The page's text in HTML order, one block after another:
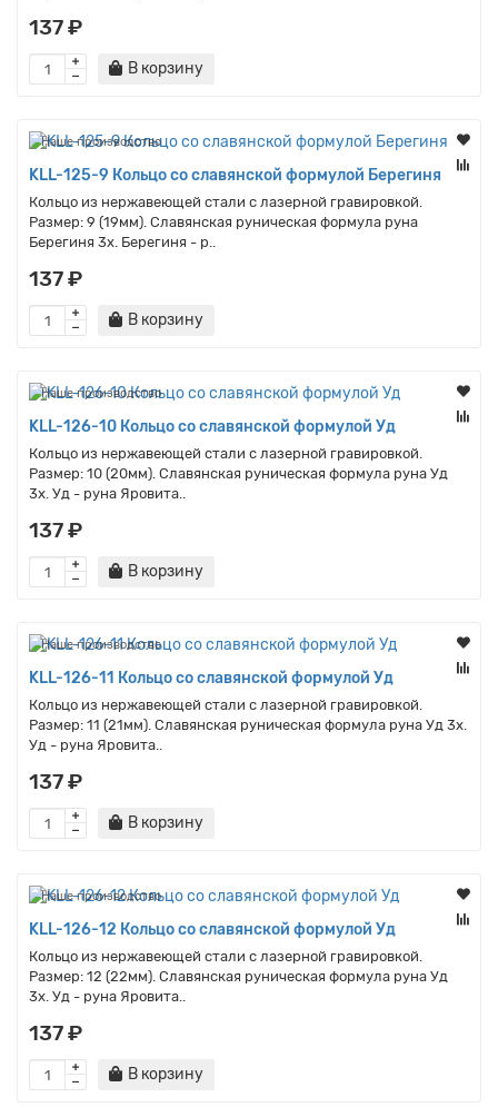
137 ₽
В корзину
Наше производство
KLL-125-9 Кольцо со славянской формулой Берегиня
Кольцо из нержавеющей стали с лазерной гравировкой.
Размер: 9 (19мм). Славянская руническая формула руна
Берегиня 3x. Берегиня - р..
137 ₽
В корзину
Наше производство
KLL-126-10 Кольцо со славянской формулой Уд
Кольцо из нержавеющей стали с лазерной гравировкой.
Размер: 10 (20мм). Славянская руническая формула руна Уд
3x. Уд - руна Яровита..
137 ₽
В корзину
Наше производство
KLL-126-11 Кольцо со славянской формулой Уд
Кольцо из нержавеющей стали с лазерной гравировкой.
Размер: 11 (21мм). Славянская руническая формула руна Уд 3x.
Уд - руна Яровита..
137 ₽
В корзину
Наше производство
KLL-126-12 Кольцо со славянской формулой Уд
Кольцо из нержавеющей стали с лазерной гравировкой.
Размер: 12 (22мм). Славянская руническая формула руна Уд
3x. Уд - руна Яровита..
137 ₽
В корзину